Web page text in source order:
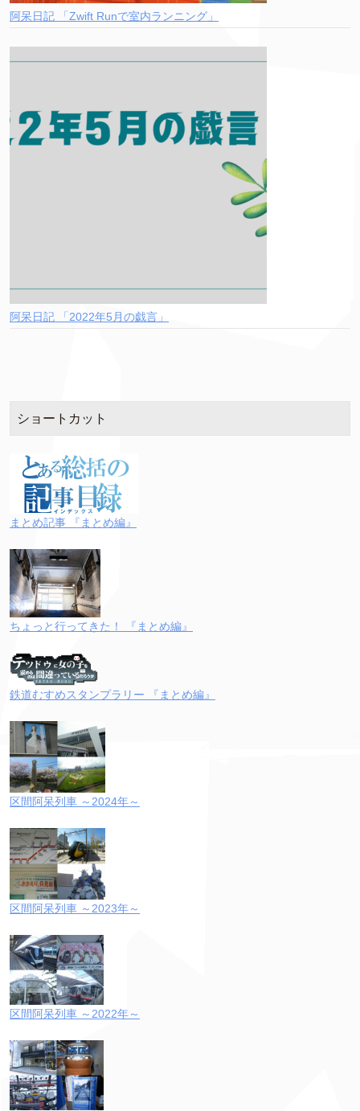
阿呆日記 「Zwift Runで室内ランニング」
阿呆日記 「2022年5月の戯言」
ショートカット
まとめ記事 『まとめ編』
ちょっと行ってきた！ 『まとめ編』
鉄道むすめスタンプラリー 『まとめ編』
区間阿呆列車 ～2024年～
区間阿呆列車 ～2023年～
区間阿呆列車 ～2022年～